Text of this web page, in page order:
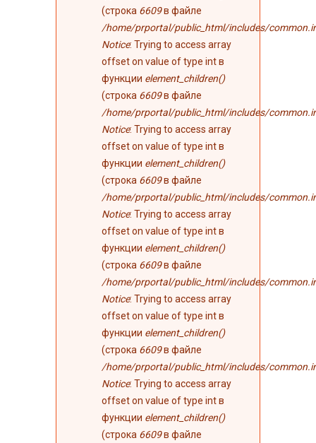
(строка 6609в файле
/home/prportal/public_html/includes/
Notice: Trying to access array
offset on value of type int в
функции element_children()
(строка 6609в файле
/home/prportal/public_html/includes/
Notice: Trying to access array
offset on value of type int в
функции element_children()
(строка 6609в файле
/home/prportal/public_html/includes/
Notice: Trying to access array
offset on value of type int в
функции element_children()
(строка 6609в файле
/home/prportal/public_html/includes/
Notice: Trying to access array
offset on value of type int в
функции element_children()
(строка 6609в файле
/home/prportal/public_html/includes/
Notice: Trying to access array
offset on value of type int в
функции element_children()
(строка 6609в файле